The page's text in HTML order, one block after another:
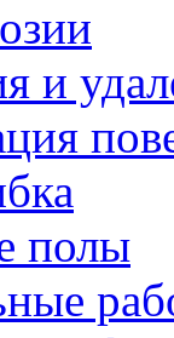
и
полы